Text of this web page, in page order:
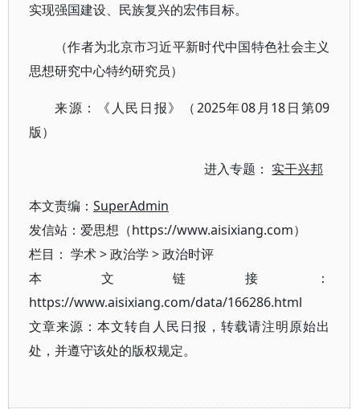
实现强国建设、民族复兴的宏伟目标。
（作者为北京市习近平新时代中国特色社会主义
思想研究中心特约研究员）
来源：《人民日报》（2025年08月18日第09
版）
进入专题： 实干兴邦
本文责编： SuperAdmin
发信站：爱思想（https://www.aisixiang.com）
栏目： 学术>政治学 >政治时评
本文链接：
https://www.aisixiang.com/data/166286.html
文章来源：本文转自人民日报，转载请注明原始出
处，并遵守该处的版权规定。